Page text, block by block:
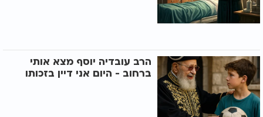
הרב עובדיה יוסף מצא אותי
ברחוב - היום אני דיין בזכותו